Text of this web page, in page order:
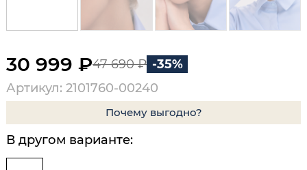
30 999 ₽47 690 ₽ -35%
Артикул: 2101760-00240
Почему выгодно?
В другом варианте: